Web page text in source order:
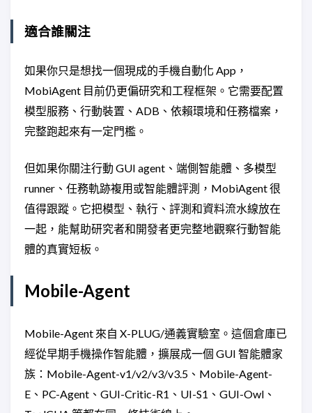
適合誰關注
如果你只是想找一個現成的手機自動化 App，
MobiAgent 目前仍更偏研究和工程框架。它需要配置
模型服務、行動裝置、ADB、依賴環境和任務檔案，
完整跑起來有一定門檻。
但如果你關注行動 GUI agent、端側智能體、多模型
runner、任務軌跡複用或智能體評測，MobiAgent 很
值得跟蹤。它把模型、執行、評測和資料流水線放在
一起，能幫助研究者和開發者更完整地觀察行動智能
體的真實短板。
Mobile-Agent
Mobile-Agent 來自 X-PLUG/通義實驗室。這個倉庫已
經從早期手機操作智能體，擴展成一個 GUI 智能體家
族：Mobile-Agent-v1/v2/v3/v3.5、Mobile-Agent-
E、PC-Agent、GUI-Critic-R1、UI-S1、GUI-Owl、